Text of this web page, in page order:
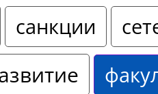
санкции